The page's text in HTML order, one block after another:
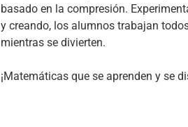
basado en la compresión.
y creando, los alumnos trabajan
mientras se divierten.
¡Matemáticas que se aprenden y se